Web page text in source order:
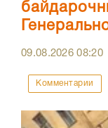
09.08.202608:20
Комментарии